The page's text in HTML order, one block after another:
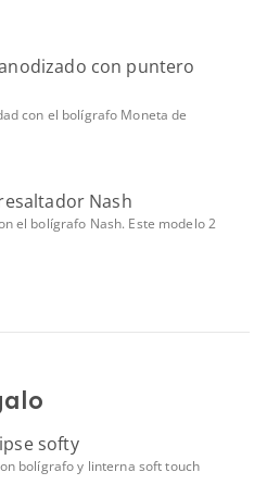
con puntero
con el bolígrafo Moneta de
Nash
el bolígrafo Nash. Este modelo 2
softy
bolígrafo y linterna soft touch